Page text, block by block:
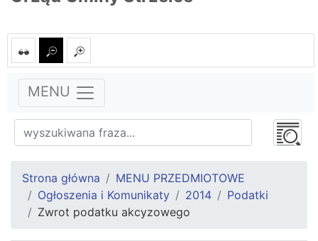
MENU
Strona główna
MENU PRZEDMIOTOWE
Ogłoszenia i Komunikaty
2014
Podatki
Zwrot podatku akcyzowego